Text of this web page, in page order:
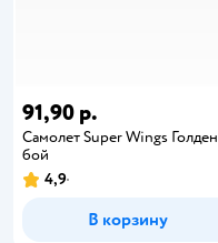
91,90 р.
Самолет Super Wings Голден
бой
4,9
В корзину